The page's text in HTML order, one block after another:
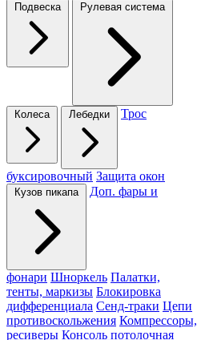
Подвеска Рулевая система
Колеса Лебедки Трос
буксировочный Защита окон
Кузов пикапа Доп. фары и
фонари Шноркель Палатки,
тенты, маркизы Блокировка
дифференциала Сенд-траки Цепи
противоскольжения Компрессоры,
ресиверы Консоль потолочная